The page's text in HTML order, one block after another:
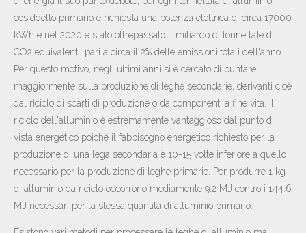
cosiddetto primario è richiesta una potenza elettrica di circa 17000
kWh e nel 2020 è stato oltrepassato il miliardo di tonnellate di
CO2 equivalenti, pari a circa il 2% delle emissioni totali dell'anno.
Per questo motivo, negli ultimi anni si è cercato di puntare
maggiormente sulla produzione di leghe secondarie, derivanti cioè
dal riciclo di scarti di produzione o da componenti a fine vita. Il
riciclo dell'alluminio è estremamente vantaggioso dal punto di
vista energetico poiché il fabbisogno energetico richiesto per la
produzione di una lega secondaria è 10-15 volte inferiore a quello
necessario per la produzione di leghe primarie. Per produrre 1 kg
di alluminio da riciclo occorrono mediamente 9.2 MJ contro i 144.6
MJ necessari per la stessa quantità di alluminio primario.